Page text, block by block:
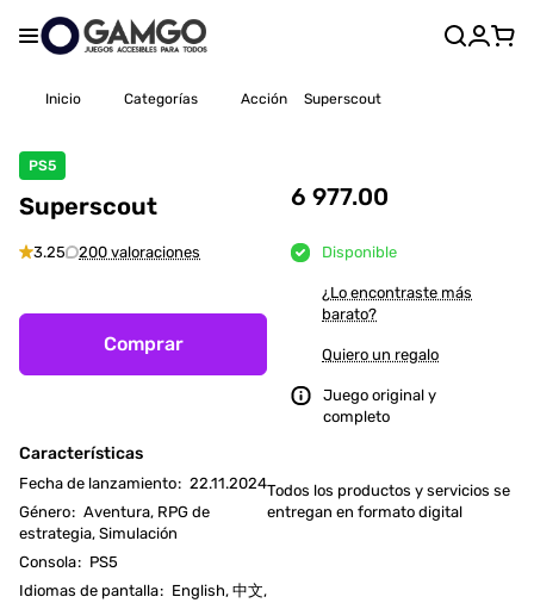
Inicio Categorías Acción Superscout
PS5
Superscout
3.25 200 valoraciones
Comprar
Características
Fecha de lanzamiento: 22.11.2024
Género: Aventura, RPG de
estrategia, Simulación
Consola: PS5
Idiomas de pantalla: English, 中文,
6 977.00
Disponible
¿Lo encontraste más
barato?
Quiero un regalo
Juego original y
completo
Todos los productos y servicios se
entregan en formato digital